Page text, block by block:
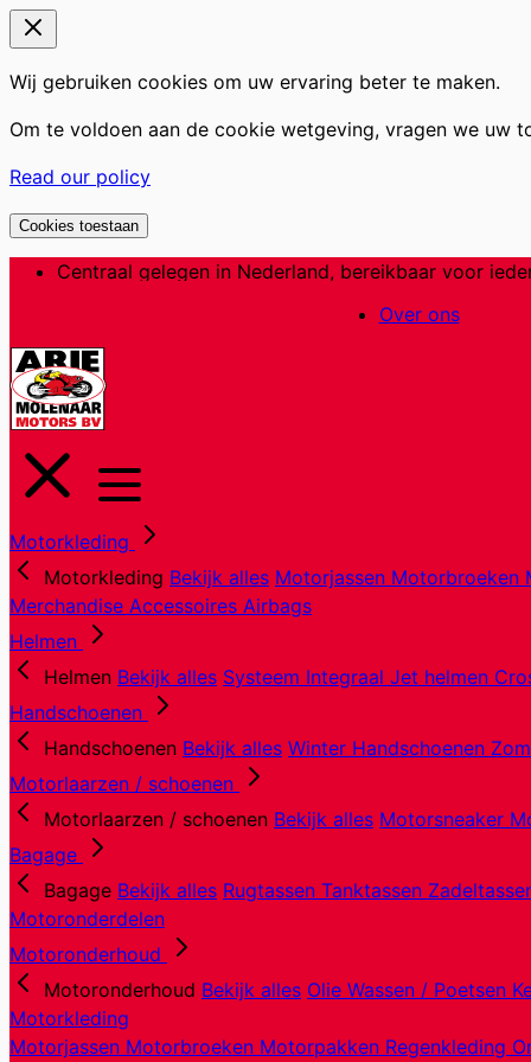
Wij gebruiken cookies om uw ervaring beter te maken.
Om te voldoen aan de cookie wetgeving, vragen we uw
Read our policy
Cookies toestaan
inhoud
Centraal gelegen in Nederland, bereikbaar voor
Over ons
Motorkleding
Motorkleding Bekijk alles Motorjassen Motorbroeken
Merchandise Accessoires Airbags
Helmen
Helmen Bekijk alles Systeem Integraal Jet helmen
Handschoenen
Handschoenen Bekijk alles Winter Handschoenen
Motorlaarzen / schoenen
Motorlaarzen / schoenen Bekijk alles Motorsneaker
Bagage
Bagage Bekijk alles Rugtassen Tanktassen
Motoronderdelen
Motoronderhoud
Motoronderhoud Bekijk alles Olie Wassen / Poetsen
Motorkleding
Motorjassen Motorbroeken Motorpakken Regenkleding